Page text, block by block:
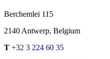
Berchemlei 115
2140 Antwerp, Belgium
T +32 3 224 60 35